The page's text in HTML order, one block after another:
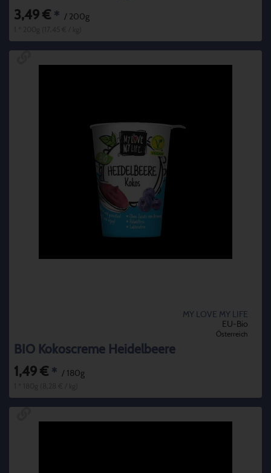
3,49 € * / 200g
MY LOVE MY LIFE
EU-Bio
Österreich
BIO Kokoscreme Heidelbeere
1,49 € * / 180g